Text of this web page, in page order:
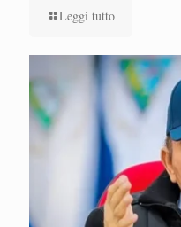
Leggi tutto